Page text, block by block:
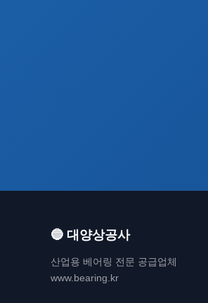
🔵 대양상공사
산업용 베어링 전문 공급업체
www.bearing.kr